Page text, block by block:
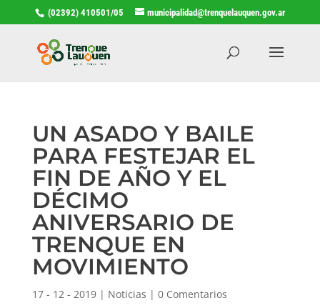
(02392) 410501/05 municipalidad@trenquelauquen.gov.ar
UN ASADO Y BAILE
PARA FESTEJAR EL
FIN DE AÑO Y EL
DÉCIMO
ANIVERSARIO DE
TRENQUE EN
MOVIMIENTO
17 - 12 - 2019| Noticias | 0 Comentarios